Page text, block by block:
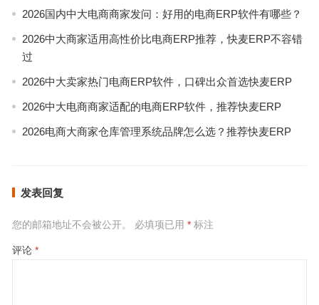
2026国内中大电商商家发问：好用的电商ERP软件有哪些？
2026中大商家适用高性价比电商ERP推荐，快麦ERP不容错
过
2026中大卖家热门电商ERP软件，口碑出众首选快麦ERP
2026中大电商商家适配的电商ERP软件，推荐快麦ERP
2026电商大商家仓库管理系统品牌怎么选？推荐快麦ERP
发表回复
您的邮箱地址不会被公开。 必填项已用 *标注
评论 *